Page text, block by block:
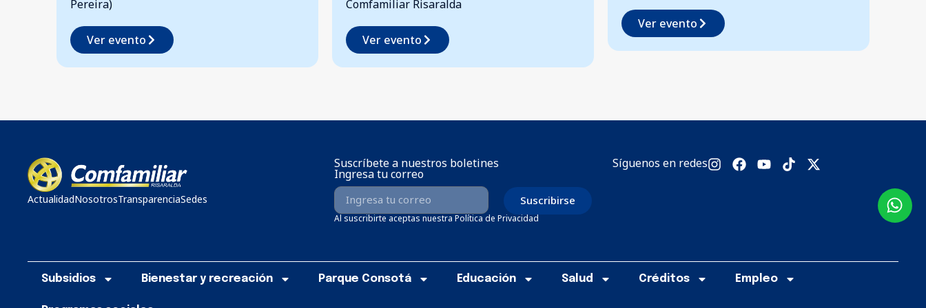
Comfamiliar Risaralda
Ver evento
Ver evento Ver evento
ActualidadNosotrosTransparenciaSedes
Suscríbete a nuestros boletines
Ingresa tu correo
Suscribirse
Al suscribirte aceptas nuestra Política de Privacidad
Síguenos en redes
Subsidios Bienestar y recreación Parque Consotá Educación Salud Créditos Empleo